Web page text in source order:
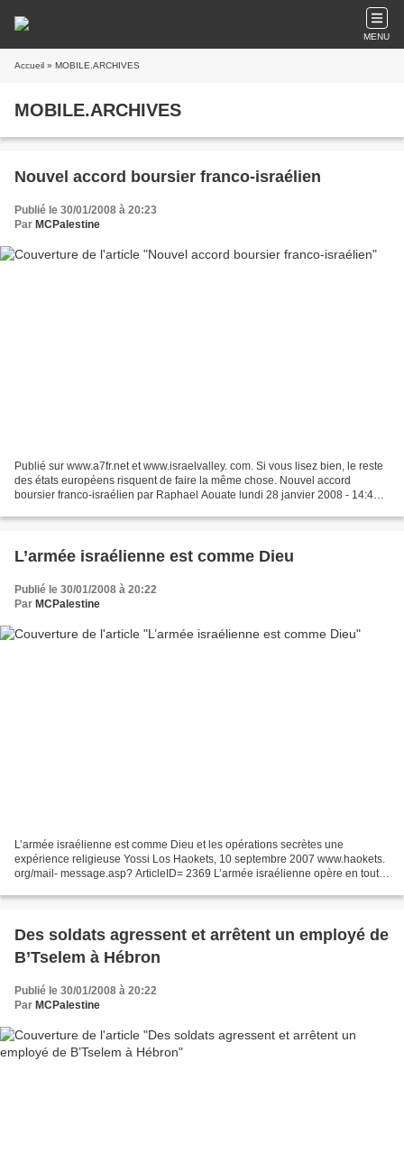
MENU
Accueil » MOBILE.ARCHIVES
MOBILE.ARCHIVES
Nouvel accord boursier franco-israélien
Publié le 30/01/2008 à 20:23
Par MCPalestine
Publié sur www.a7fr.net et www.israelvalley. com. Si vous lisez bien, le reste
des états européens risquent de faire la même chose. Nouvel accord
boursier franco-israélien par Raphael Aouate lundi 28 janvier 2008 - 14:45
L’armée israélienne est comme Dieu
Publié le 30/01/2008 à 20:22
Par MCPalestine
L’armée israélienne est comme Dieu et les opérations secrètes une
expérience religieuse Yossi Los Haokets, 10 septembre 2007 www.haokets.
org/mail- message.asp? ArticleID= 2369 L’armée israélienne opère en tout
Des soldats agressent et arrêtent un employé de
B’Tselem à Hébron
Publié le 30/01/2008 à 20:22
Par MCPalestine